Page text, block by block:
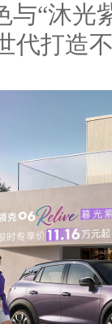
与“沐光
代打造